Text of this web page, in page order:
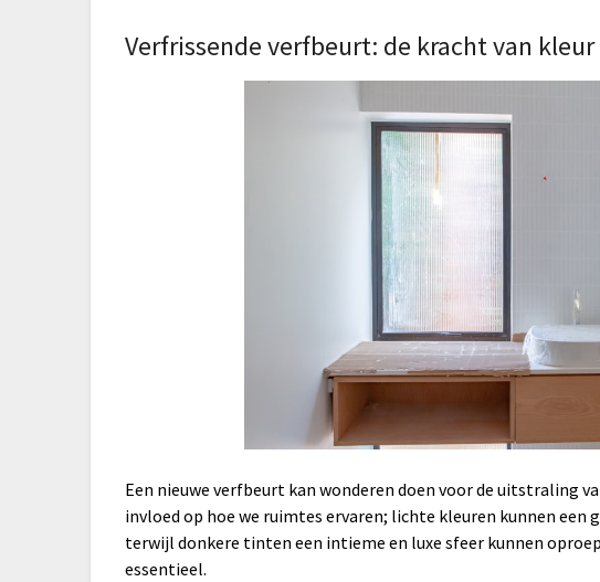
Verfrissende verfbeurt: de kracht van kleur
Een nieuwe verfbeurt kan wonderen doen voor de uitstraling
invloed op hoe we ruimtes ervaren; lichte kleuren kunnen een
terwijl donkere tinten een intieme en luxe sfeer kunnen
essentieel.